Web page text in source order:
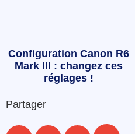
Configuration Canon R6
Mark III : changez ces
réglages !
Partager